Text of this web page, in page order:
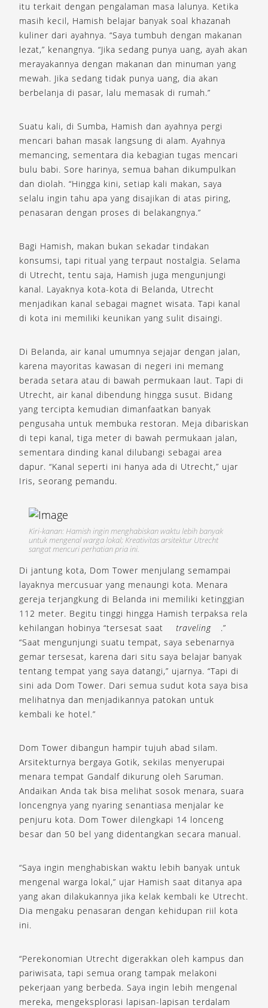
itu terkait dengan pengalaman masa lalunya. Ketika
masih kecil, Hamish belajar banyak soal khazanah
kuliner dari ayahnya. “Saya tumbuh dengan makanan
lezat,” kenangnya. “Jika sedang punya uang, ayah akan
merayakannya dengan makanan dan minuman yang
mewah. Jika sedang tidak punya uang, dia akan
berbelanja di pasar, lalu memasak di rumah.”
Suatu kali, di Sumba, Hamish dan ayahnya pergi
mencari bahan masak langsung di alam. Ayahnya
memancing, sementara dia kebagian tugas mencari
bulu babi. Sore harinya, semua bahan dikumpulkan
dan diolah. “Hingga kini, setiap kali makan, saya
selalu ingin tahu apa yang disajikan di atas piring,
penasaran dengan proses di belakangnya.”
Bagi Hamish, makan bukan sekadar tindakan
konsumsi, tapi ritual yang terpaut nostalgia. Selama
di Utrecht, tentu saja, Hamish juga mengunjungi
kanal. Layaknya kota-kota di Belanda, Utrecht
menjadikan kanal sebagai magnet wisata. Tapi kanal
di kota ini memiliki keunikan yang sulit disaingi.
Di Belanda, air kanal umumnya sejajar dengan jalan,
karena mayoritas kawasan di negeri ini memang
berada setara atau di bawah permukaan laut. Tapi di
Utrecht, air kanal dibendung hingga susut. Bidang
yang tercipta kemudian dimanfaatkan banyak
pengusaha untuk membuka restoran. Meja dibariskan
di tepi kanal, tiga meter di bawah permukaan jalan,
sementara dinding kanal dilubangi sebagai area
dapur. “Kanal seperti ini hanya ada di Utrecht,” ujar
Iris, seorang pemandu.
Kiri-kanan: Hamish ingin menghabiskan waktu lebih banyak
untuk mengenal warga lokal; Kreativitas arsitektur Utrecht
sangat mencuri perhatian pria ini.
Di jantung kota, Dom Tower menjulang semampai
layaknya mercusuar yang menaungi kota. Menara
gereja terjangkung di Belanda ini memiliki ketinggian
112 meter. Begitu tinggi hingga Hamish terpaksa rela
kehilangan hobinya “tersesat saat
traveling
.”
“Saat mengunjungi suatu tempat, saya sebenarnya
gemar tersesat, karena dari situ saya belajar banyak
tentang tempat yang saya datangi,” ujarnya. “Tapi di
sini ada Dom Tower. Dari semua sudut kota saya bisa
melihatnya dan menjadikannya patokan untuk
kembali ke hotel.”
Dom Tower dibangun hampir tujuh abad silam.
Arsitekturnya bergaya Gotik, sekilas menyerupai
menara tempat Gandalf dikurung oleh Saruman.
Andaikan Anda tak bisa melihat sosok menara, suara
loncengnya yang nyaring senantiasa menjalar ke
penjuru kota. Dom Tower dilengkapi 14 lonceng
besar dan 50 bel yang didentangkan secara manual.
“Saya ingin menghabiskan waktu lebih banyak untuk
mengenal warga lokal,” ujar Hamish saat ditanya apa
yang akan dilakukannya jika kelak kembali ke Utrecht.
Dia mengaku penasaran dengan kehidupan riil kota
ini.
“Perekonomian Utrecht digerakkan oleh kampus dan
pariwisata, tapi semua orang tampak melakoni
pekerjaan yang berbeda. Saya ingin lebih mengenal
mereka, mengeksplorasi lapisan-lapisan terdalam